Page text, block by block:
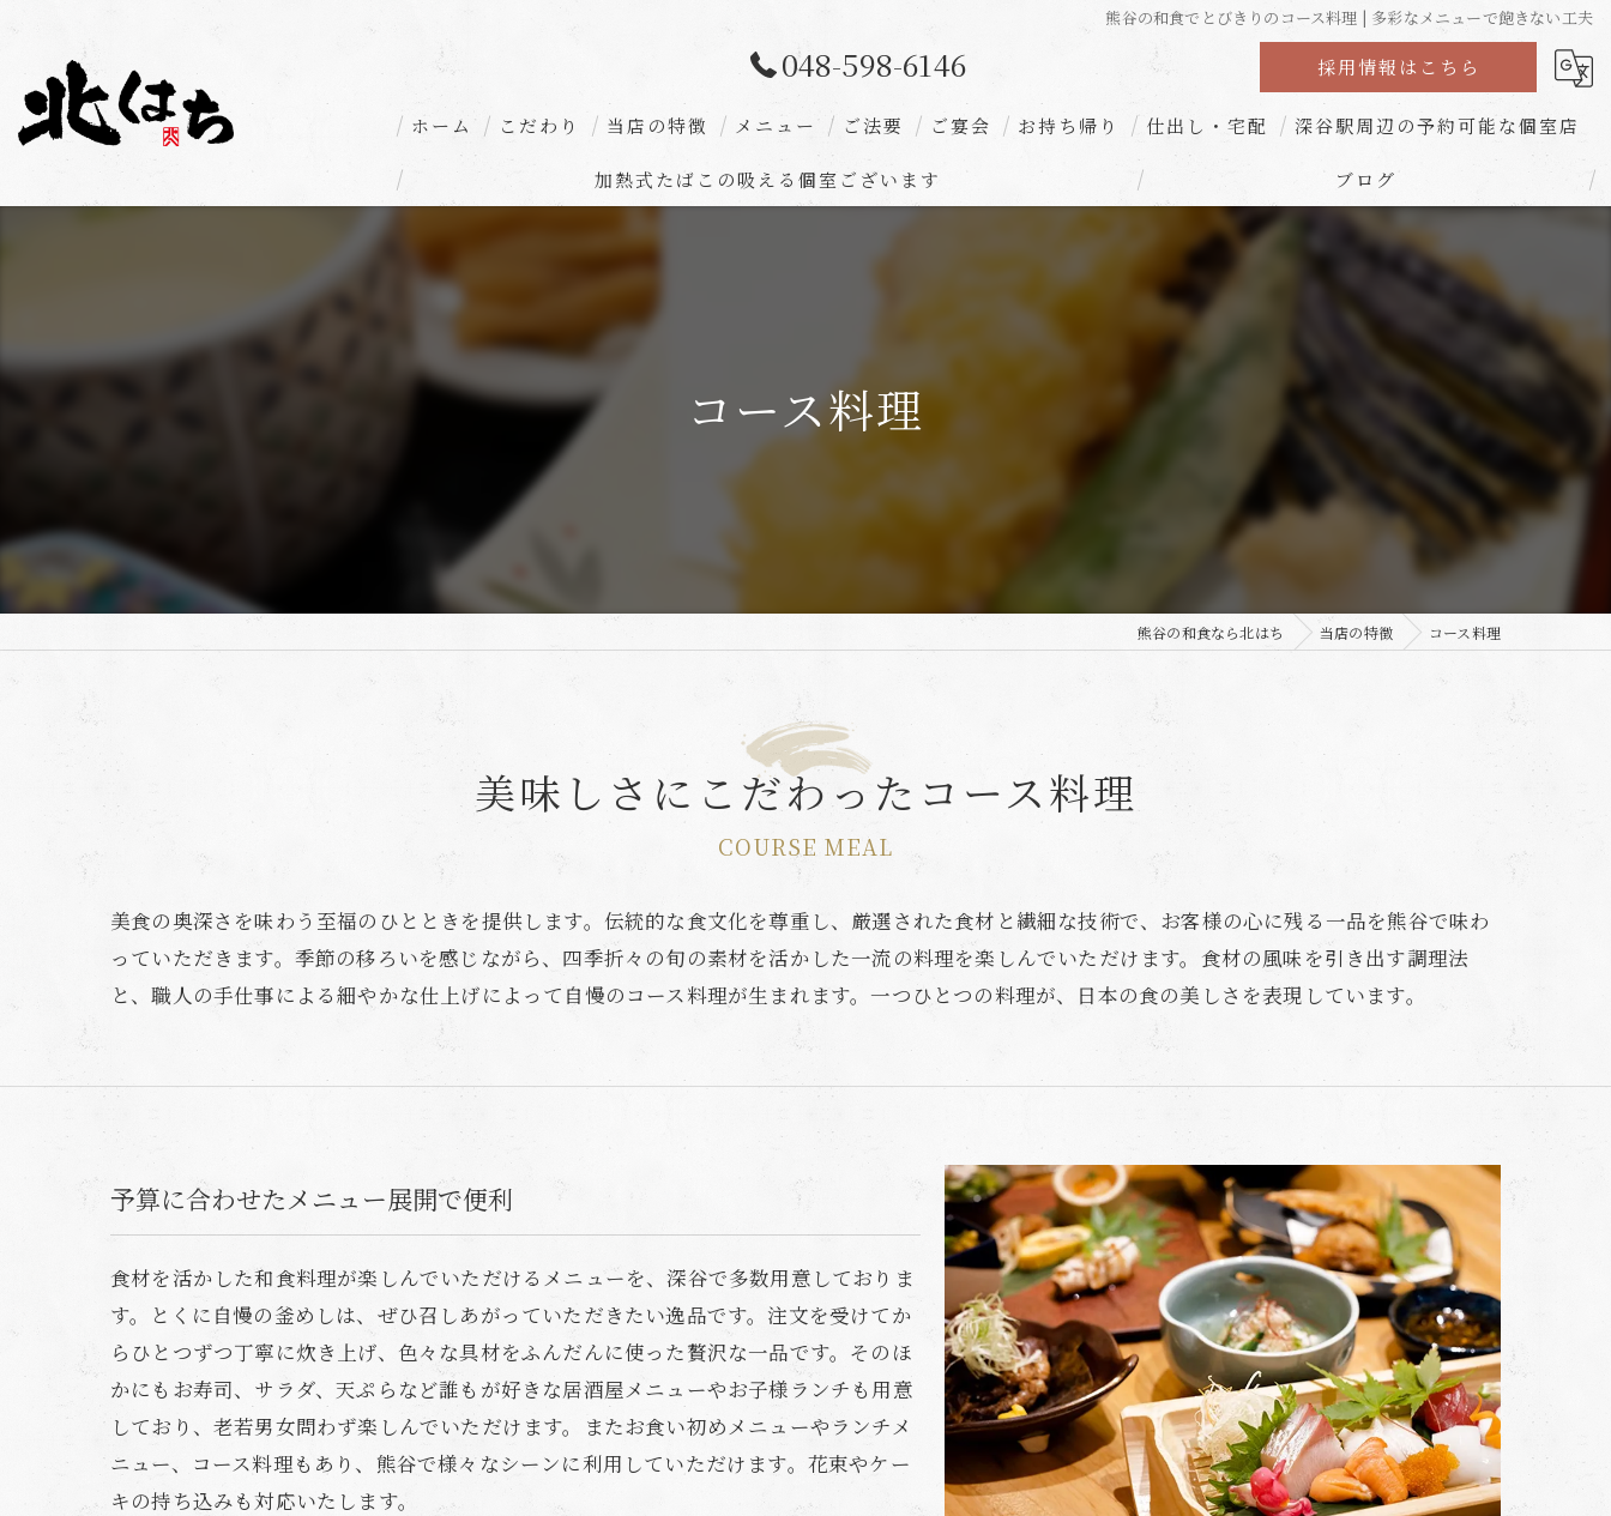
熊谷の和食でとびきりのコース料理 | 多彩なメニューで飽きない工夫
048-598-6146 採用情報はこちら
ホーム こだわり 当店の特徴
深谷の和食
お食い初め
メニュー ご法要 ご宴会 お持ち帰り 仕出し・宅配 深谷駅周辺の予約可能な個室店
加熱式たばこの吸える個室ございます ブログ
コース料理
熊谷の和食なら北はち 当店の特徴 コース料理
美味しさにこだわったコース料理
COURSE MEAL
美食の奥深さを味わう至福のひとときを提供します。伝統的な食文化を尊重し、厳選された食材と繊細な技術で、お客様の心に残る一品を熊谷で味わ
っていただきます。季節の移ろいを感じながら、四季折々の旬の素材を活かした一流の料理を楽しんでいただけます。食材の風味を引き出す調理法
と、職人の手仕事による細やかな仕上げによって自慢のコース料理が生まれます。一つひとつの料理が、日本の食の美しさを表現しています。
予算に合わせたメニュー展開で便利
食材を活かした和食料理が楽しんでいただけるメニューを、深谷で多数用意しておりま
す。とくに自慢の釜めしは、ぜひ召しあがっていただきたい逸品です。注文を受けてか
らひとつずつ丁寧に炊き上げ、色々な具材をふんだんに使った贅沢な一品です。そのほ
かにもお寿司、サラダ、天ぷらなど誰もが好きな居酒屋メニューやお子様ランチも用意
しており、老若男女問わず楽しんでいただけます。またお食い初めメニューやランチメ
ニュー、コース料理もあり、熊谷で様々なシーンに利用していただけます。花束やケー
キの持ち込みも対応いたします。